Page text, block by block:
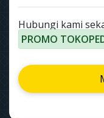
Hubungi kami
PROMO